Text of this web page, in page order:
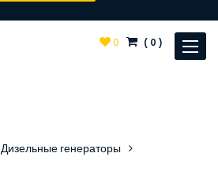
Toggle
0 (0)
Дизельные генераторы